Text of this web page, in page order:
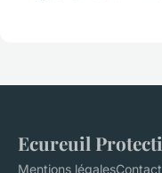
Ecureuil
Mentions légalesContact